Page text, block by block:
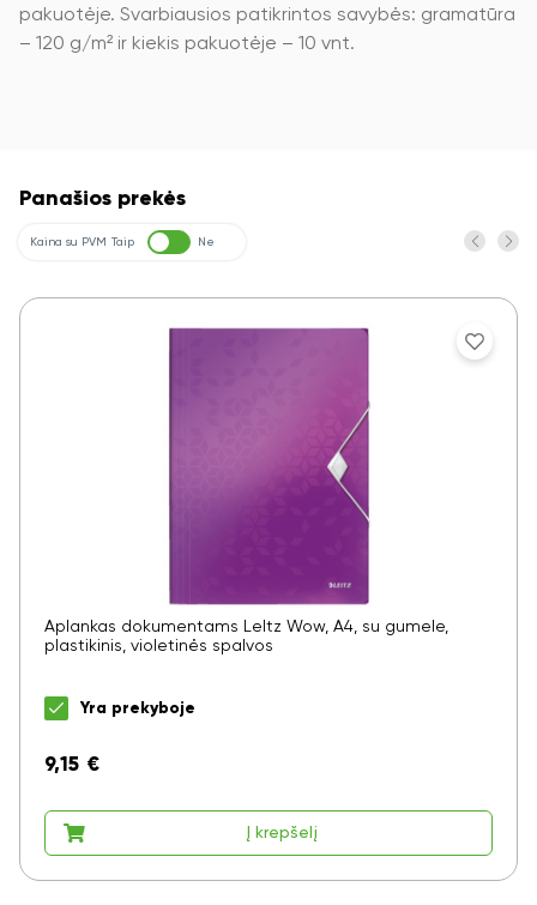
pakuotėje. Svarbiausios patikrintos savybės: gramatūra
– 120 g/m² ir kiekis pakuotėje – 10 vnt.
Panašios prekės
Kaina su PVM Taip Ne
Aplankas dokumentams LeItz Wow, A4, su gumele,
plastikinis, violetinės spalvos
Yra prekyboje
9,15 €
Į krepšelį